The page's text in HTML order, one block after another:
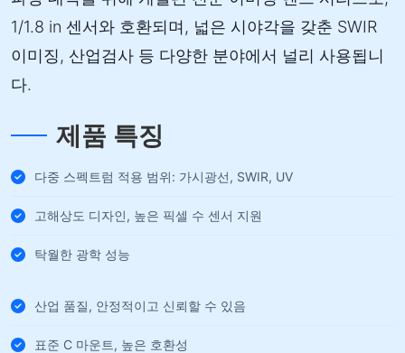
1/1.8 in 센서와 호환되며, 넓은 시야각을 갖춘 SWIR
이미징, 산업검사 등 다양한 분야에서 널리 사용됩니
다.
제품 특징
다중 스펙트럼 적용 범위: 가시광선, SWIR, UV
고해상도 디자인, 높은 픽셀 수 센서 지원
탁월한 광학 성능
산업 품질, 안정적이고 신뢰할 수 있음
표준 C 마운트, 높은 호환성